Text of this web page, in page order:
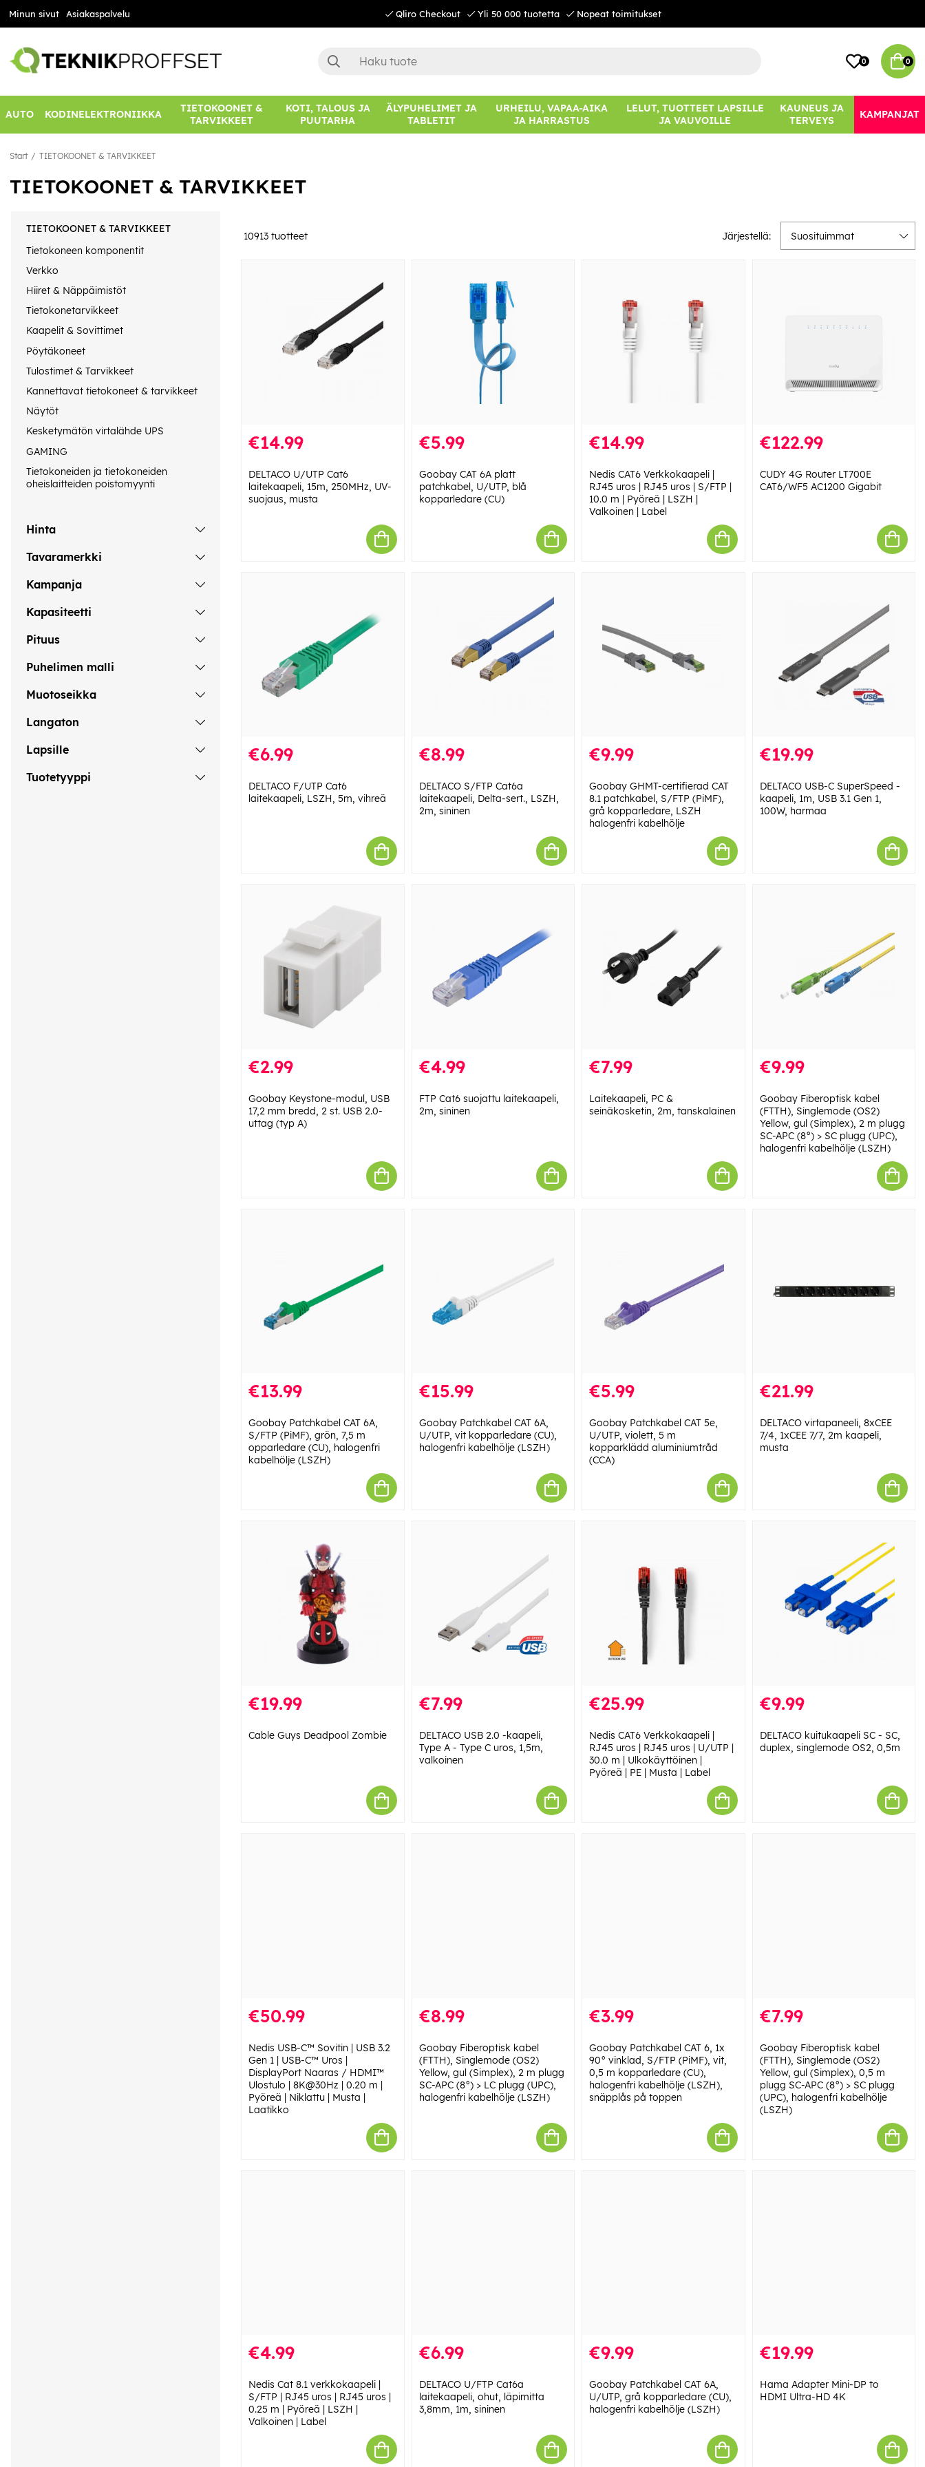
Minun sivut Asiakaspalvelu Qliro Checkout Yli 50 000 tuotetta Nopeat toimitukset
0 0
AUTO KODINELEKTRONIIKKA
TIETOKOONET &
TARVIKKEET
KOTI, TALOUS JA
PUUTARHA
ÄLYPUHELIMET JA
TABLETIT
URHEILU, VAPAA-AIKA
JA HARRASTUS
LELUT, TUOTTEET LAPSILLE
JA VAUVOILLE
KAUNEUS JA
TERVEYS
KAMPANJAT
Start TIETOKOONET & TARVIKKEET
TIETOKOONET & TARVIKKEET
TIETOKOONET & TARVIKKEET
Tietokoneen komponentit
Verkko
Hiiret & Näppäimistöt
Tietokonetarvikkeet
Kaapelit & Sovittimet
Pöytäkoneet
Tulostimet & Tarvikkeet
Kannettavat tietokoneet & tarvikkeet
Näytöt
Kesketymätön virtalähde UPS
GAMING
Tietokoneiden ja tietokoneiden
oheislaitteiden poistomyynti
Hinta
Tavaramerkki
Kampanja
Kapasiteetti
Pituus
Puhelimen malli
Muotoseikka
Langaton
Lapsille
Tuotetyyppi
10913 tuotteet Järjestellä: Suosituimmat
€14.99
DELTACO U/UTP Cat6
laitekaapeli, 15m, 250MHz, UV-
suojaus, musta
€5.99
Goobay CAT 6A platt
patchkabel, U/UTP, blå
kopparledare (CU)
€14.99
Nedis CAT6 Verkkokaapeli |
RJ45 uros | RJ45 uros | S/FTP |
10.0 m | Pyöreä | LSZH |
Valkoinen | Label
€122.99
CUDY 4G Router LT700E
CAT6/WF5 AC1200 Gigabit
€6.99
DELTACO F/UTP Cat6
laitekaapeli, LSZH, 5m, vihreä
€8.99
DELTACO S/FTP Cat6a
laitekaapeli, Delta-sert., LSZH,
2m, sininen
€9.99
Goobay GHMT-certifierad CAT
8.1 patchkabel, S/FTP (PiMF),
grå kopparledare, LSZH
halogenfri kabelhölje
€19.99
DELTACO USB-C SuperSpeed -
kaapeli, 1m, USB 3.1 Gen 1,
100W, harmaa
€2.99
Goobay Keystone-modul, USB
17,2 mm bredd, 2 st. USB 2.0-
uttag (typ A)
€4.99
FTP Cat6 suojattu laitekaapeli,
2m, sininen
€7.99
Laitekaapeli, PC &
seinäkosketin, 2m, tanskalainen
€9.99
Goobay Fiberoptisk kabel
(FTTH), Singlemode (OS2)
Yellow, gul (Simplex), 2 m plugg
SC-APC (8°) > SC plugg (UPC),
halogenfri kabelhölje (LSZH)
€13.99
Goobay Patchkabel CAT 6A,
S/FTP (PiMF), grön, 7,5 m
opparledare (CU), halogenfri
kabelhölje (LSZH)
€15.99
Goobay Patchkabel CAT 6A,
U/UTP, vit kopparledare (CU),
halogenfri kabelhölje (LSZH)
€5.99
Goobay Patchkabel CAT 5e,
U/UTP, violett, 5 m
kopparklädd aluminiumtråd
(CCA)
€21.99
DELTACO virtapaneeli, 8xCEE
7/4, 1xCEE 7/7, 2m kaapeli,
musta
€19.99
Cable Guys Deadpool Zombie
€7.99
DELTACO USB 2.0 -kaapeli,
Type A - Type C uros, 1,5m,
valkoinen
€25.99
Nedis CAT6 Verkkokaapeli |
RJ45 uros | RJ45 uros | U/UTP |
30.0 m | Ulkokäyttöinen |
Pyöreä | PE | Musta | Label
€9.99
DELTACO kuitukaapeli SC - SC,
duplex, singlemode OS2, 0,5m
€50.99
Nedis USB-C™ Sovitin | USB 3.2
Gen 1 | USB-C™ Uros |
DisplayPort Naaras / HDMI™
Ulostulo | 8K@30Hz | 0.20 m |
Pyöreä | Niklattu | Musta |
Laatikko
€8.99
Goobay Fiberoptisk kabel
(FTTH), Singlemode (OS2)
Yellow, gul (Simplex), 2 m plugg
SC-APC (8°) > LC plugg (UPC),
halogenfri kabelhölje (LSZH)
€3.99
Goobay Patchkabel CAT 6, 1x
90° vinklad, S/FTP (PiMF), vit,
0,5 m kopparledare (CU),
halogenfri kabelhölje (LSZH),
snäpplås på toppen
€7.99
Goobay Fiberoptisk kabel
(FTTH), Singlemode (OS2)
Yellow, gul (Simplex), 0,5 m
plugg SC-APC (8°) > SC plugg
(UPC), halogenfri kabelhölje
(LSZH)
€4.99
Nedis Cat 8.1 verkkokaapeli |
S/FTP | RJ45 uros | RJ45 uros |
0.25 m | Pyöreä | LSZH |
Valkoinen | Label
€6.99
DELTACO U/FTP Cat6a
laitekaapeli, ohut, läpimitta
3,8mm, 1m, sininen
€9.99
Goobay Patchkabel CAT 6A,
U/UTP, grå kopparledare (CU),
halogenfri kabelhölje (LSZH)
€19.99
Hama Adapter Mini-DP to
HDMI Ultra-HD 4K